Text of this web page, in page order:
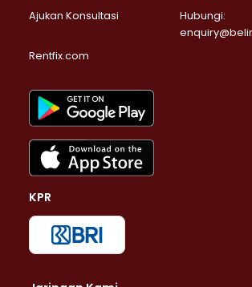
Ajukan Konsultasi
Hubungi:
Rentfix.com
KPR